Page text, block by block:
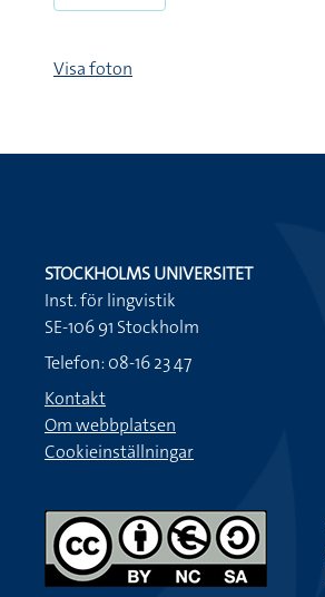
Visa foton
STOCKHOLMS UNIVERSITET
Inst. för lingvistik
SE-106 91 Stockholm
Telefon: 08-16 23 47
Kontakt
Om webbplatsen
Cookieinställningar